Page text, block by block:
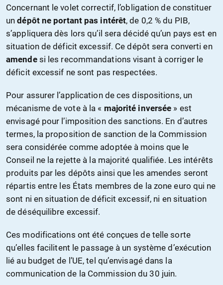
Concernant le volet correctif, l’obligation de constituer
undépôt ne portant pas intérêt, de 0,2 % du PIB,
s’appliquera dès lors qu’il sera décidé qu’un pays est en
situation de déficit excessif. Ce dépôt sera converti en
amende si les recommandations visant à corriger le
déficit excessif ne sont pas respectées.
Pour assurer l’application de ces dispositions, un
mécanisme de vote à la « majorité inversée » est
envisagé pour l’imposition des sanctions. En d’autres
termes, la proposition de sanction de la Commission
sera considérée comme adoptée à moins que le
Conseil ne la rejette à la majorité qualifiée. Les intérêts
produits par les dépôts ainsi que les amendes seront
répartis entre les États membres de la zone euro qui ne
sont ni en situation de déficit excessif, ni en situation
de déséquilibre excessif.
Ces modifications ont été conçues de telle sorte
qu’elles facilitent le passage à un système d’exécution
lié au budget de l’UE, tel qu’envisagé dans la
communication de la Commission du 30 juin.